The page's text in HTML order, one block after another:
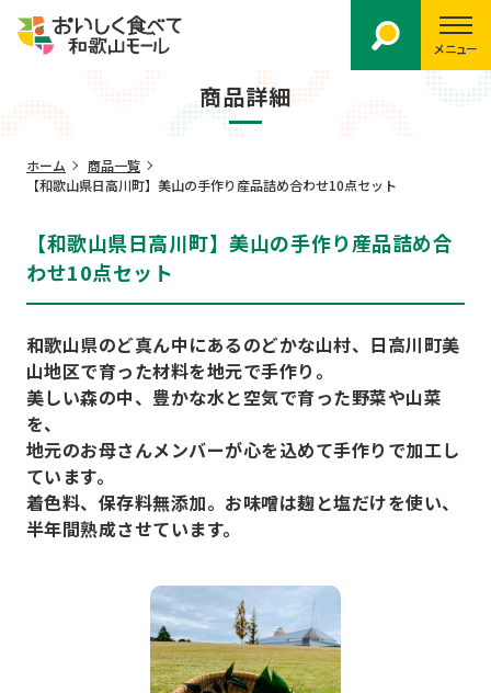
メニュー
商品詳細
ホーム
商品一覧
【和歌山県日高川町】美山の手作り産品詰め合わせ10点セット
【和歌山県日高川町】美山の手作り産品詰め合
わせ10点セット
和歌山県のど真ん中にあるのどかな山村、日高川町美
山地区で育った材料を地元で手作り。
美しい森の中、豊かな水と空気で育った野菜や山菜
を、
地元のお母さんメンバーが心を込めて手作りで加工し
ています。
着色料、保存料無添加。お味噌は麹と塩だけを使い、
半年間熟成させています。